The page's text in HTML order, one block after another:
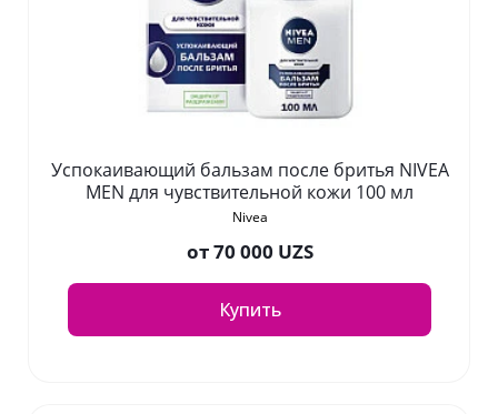
Успокаивающий бальзам после бритья NIVEA
MEN для чувствительной кожи 100 мл
Nivea
от70 000 UZS
Купить